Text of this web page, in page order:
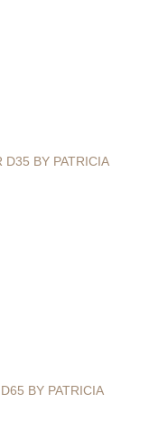
BY PATRICIA
BY PATRICIA